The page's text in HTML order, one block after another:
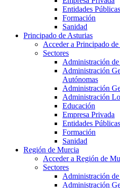
Entidades
Formación
Sanidad
Principado de Asturias
Acceder a Principado
Sectores
Administración de
Administración
Autónomas
Administración
Administración
Educación
Empresa Privada
Entidades
Formación
Sanidad
Región de Murcia
Acceder a Región de
Sectores
Administración de
Administración